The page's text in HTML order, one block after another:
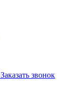
Заказать звонок